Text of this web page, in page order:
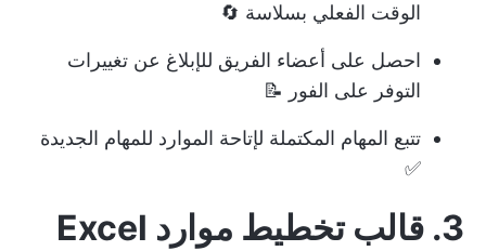
الوقت الفعلي بسلاسة 🔄
احصل على أعضاء الفريق للإبلاغ عن تغييرات
التوفر على الفور 📝
تتبع المهام المكتملة لإتاحة الموارد للمهام الجديدة
✅
3. قالب تخطيط موارد Excel